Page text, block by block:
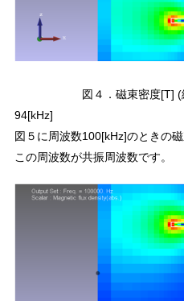
図４．磁束密度[T] (絶対
94[kHz]
図５に周波数100[kHz]のときの
この周波数が共振周波数です。